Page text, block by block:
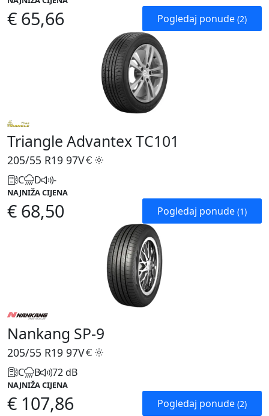
€ 65,66 Pogledaj ponude (2)
Triangle Advantex TC101
205/55 R19 97V
C D -
NAJNIŽA CIJENA
€ 68,50 Pogledaj ponude (1)
Nankang SP-9
205/55 R19 97V
C B 72 dB
NAJNIŽA CIJENA
€ 107,86 Pogledaj ponude (2)